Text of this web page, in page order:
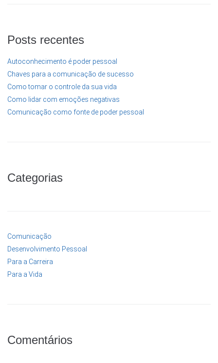
Posts recentes
Autoconhecimento é poder pessoal
Chaves para a comunicação de sucesso
Como tomar o controle da sua vida
Como lidar com emoções negativas
Comunicação como fonte de poder pessoal
Categorias
Comunicação
Desenvolvimento Pessoal
Para a Carreira
Para a Vida
Comentários